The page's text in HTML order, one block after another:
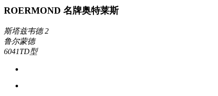
ROERMOND 名牌奥特莱斯
斯塔兹韦德 2
鲁尔蒙德
6041TD型